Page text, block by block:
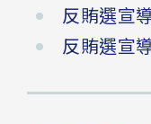
反賄選宣
反賄選宣